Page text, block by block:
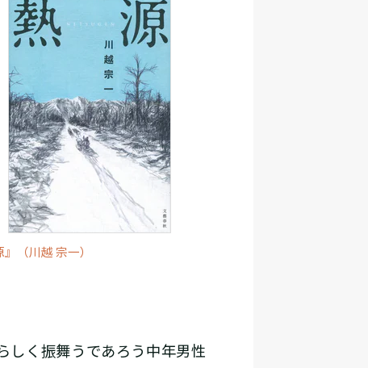
』（川越 宗一）
しく振舞うであろう中年男性